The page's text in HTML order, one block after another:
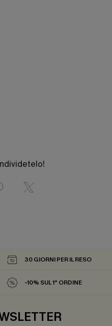
30 GIORNI PER IL RESO
-10% SUL 1° ORDINE